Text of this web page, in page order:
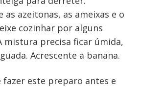
as azeitonas, as ameixas e o
cozinhar por alguns
mistura precisa ficar úmida,
Acrescente a banana.
fazer este preparo antes e